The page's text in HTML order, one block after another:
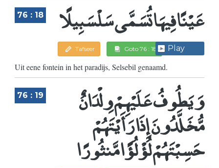
76 : 18 عَيْنًا فِيهَا تُسَمَّى سَلْسَبِيلًا
Tafseer Goto 76 : 18 Play
Uit eene fontein in het paradijs, Selsebil genaamd.
76 : 19 وَيَطُوفُ عَلَيْهِمْ وِلْدَانٌ
مُّخَلَّدُونَ إِذَا رَأَيْتَهُمْ
حَسِبْتَهُمْ لُؤْلُؤًا مَّنثُورًا